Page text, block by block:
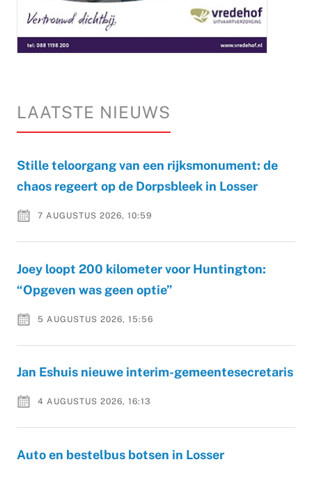
LAATSTE NIEUWS
Stille teloorgang van een rijksmonument: de
chaos regeert op de Dorpsbleek in Losser
7 AUGUSTUS 2026, 10:59
Joey loopt 200 kilometer voor Huntington:
“Opgeven was geen optie”
5 AUGUSTUS 2026, 15:56
Jan Eshuis nieuwe interim-gemeentesecretaris
4 AUGUSTUS 2026, 16:13
Auto en bestelbus botsen in Losser